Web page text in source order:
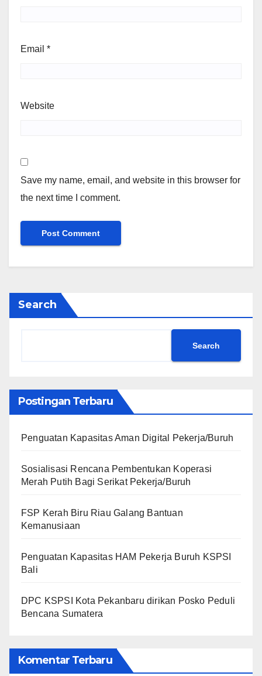
Email *
Website
Save my name, email, and website in this browser for
the next time I comment.
Search
Search
Postingan Terbaru
Penguatan Kapasitas Aman Digital Pekerja/Buruh
Sosialisasi Rencana Pembentukan Koperasi
Merah Putih Bagi Serikat Pekerja/Buruh
FSP Kerah Biru Riau Galang Bantuan
Kemanusiaan
Penguatan Kapasitas HAM Pekerja Buruh KSPSI
Bali
DPC KSPSI Kota Pekanbaru dirikan Posko Peduli
Bencana Sumatera
Komentar Terbaru